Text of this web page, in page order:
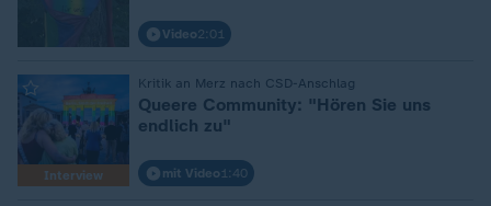
Video2:01
Interview
Kritik an Merz nach CSD-Anschlag
:
Queere Community: "Hören Sie uns
endlich zu"
mit Video 1:40